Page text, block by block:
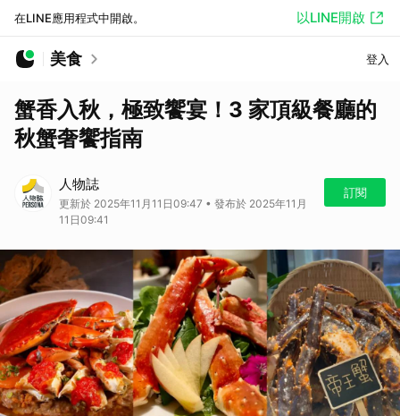
在LINE應用程式中開啟。 以LINE開啟
美食 登入
蟹香入秋，極致饗宴！3 家頂級餐廳的
秋蟹奢饗指南
人物誌
更新於 2025年11月11日09:47 • 發布於 2025年11月
11日09:41
訂閱